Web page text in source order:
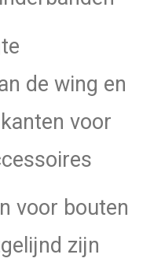
de wing en
voor
voor bouten
zijn